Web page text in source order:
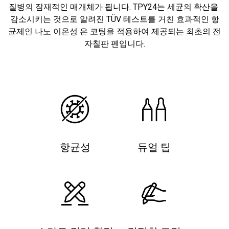
질병의 잠재적인 매개체가 됩니다. TPY24는 세균의 확산을
감소시키는 것으로 알려진 TÜV 테스트를 거친 효과적인 항
균제인 나노 이온성 은 코팅을 적용하여 제공되는 최초의 전
자칠판 펜입니다.
항균성 듀얼 팁